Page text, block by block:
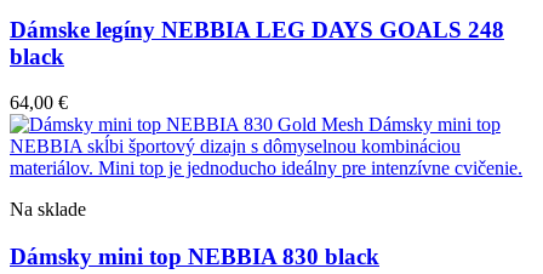
Dámske legíny NEBBIA LEG DAYS GOALS 248
black
64,00 €
Na sklade
Dámsky mini top NEBBIA 830 black